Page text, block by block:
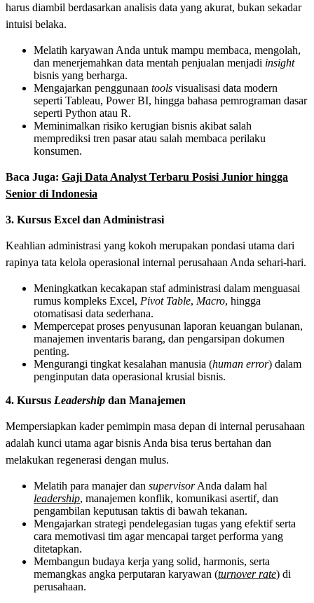
harus diambil berdasarkan analisis data yang akurat, bukan sekadar
intuisi belaka.
Melatih karyawan Anda untuk mampu membaca, mengolah,
dan menerjemahkan data mentah penjualan menjadi insight
bisnis yang berharga.
Mengajarkan penggunaan tools visualisasi data modern
seperti Tableau, Power BI, hingga bahasa pemrograman dasar
seperti Python atau R.
Meminimalkan risiko kerugian bisnis akibat salah
memprediksi tren pasar atau salah membaca perilaku
konsumen.
Baca Juga: Gaji Data Analyst Terbaru Posisi Junior hingga
Senior di Indonesia
3. Kursus Excel dan Administrasi
Keahlian administrasi yang kokoh merupakan pondasi utama dari
rapinya tata kelola operasional internal perusahaan Anda sehari-hari.
Meningkatkan kecakapan staf administrasi dalam menguasai
rumus kompleks Excel, Pivot Table, Macro, hingga
otomatisasi data sederhana.
Mempercepat proses penyusunan laporan keuangan bulanan,
manajemen inventaris barang, dan pengarsipan dokumen
penting.
Mengurangi tingkat kesalahan manusia (human error) dalam
penginputan data operasional krusial bisnis.
4. Kursus Leadership dan Manajemen
Mempersiapkan kader pemimpin masa depan di internal perusahaan
adalah kunci utama agar bisnis Anda bisa terus bertahan dan
melakukan regenerasi dengan mulus.
Melatih para manajer dan supervisorAnda dalam hal
leadership, manajemen konflik, komunikasi asertif, dan
pengambilan keputusan taktis di bawah tekanan.
Mengajarkan strategi pendelegasian tugas yang efektif serta
cara memotivasi tim agar mencapai target performa yang
ditetapkan.
Membangun budaya kerja yang solid, harmonis, serta
memangkas angka perputaran karyawan (turnover rate) di
perusahaan.